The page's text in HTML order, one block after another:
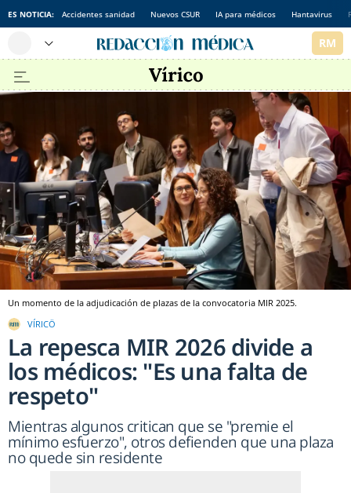
ES NOTICIA: Accidentes sanidad Nuevos CSUR IA para médicos Hantavirus
Un momento de la adjudicación de plazas de la convocatoria MIR 2025.
VÍRICÖ
La repesca MIR 2026 divide a
los médicos: "Es una falta de
respeto"
Mientras algunos critican que se "premie el
mínimo esfuerzo", otros defienden que una plaza
no quede sin residente